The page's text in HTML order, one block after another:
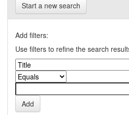
Start a new search
Add filters:
Use filters to refine the search